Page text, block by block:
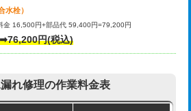
満）
上）
壁付・デッキ
16,500円+材料費
）
） 11,000円+材料費
水栓）
金 16,500円+部品代 59,400円=79,200円
円(税込)
れ修理の作業料金表